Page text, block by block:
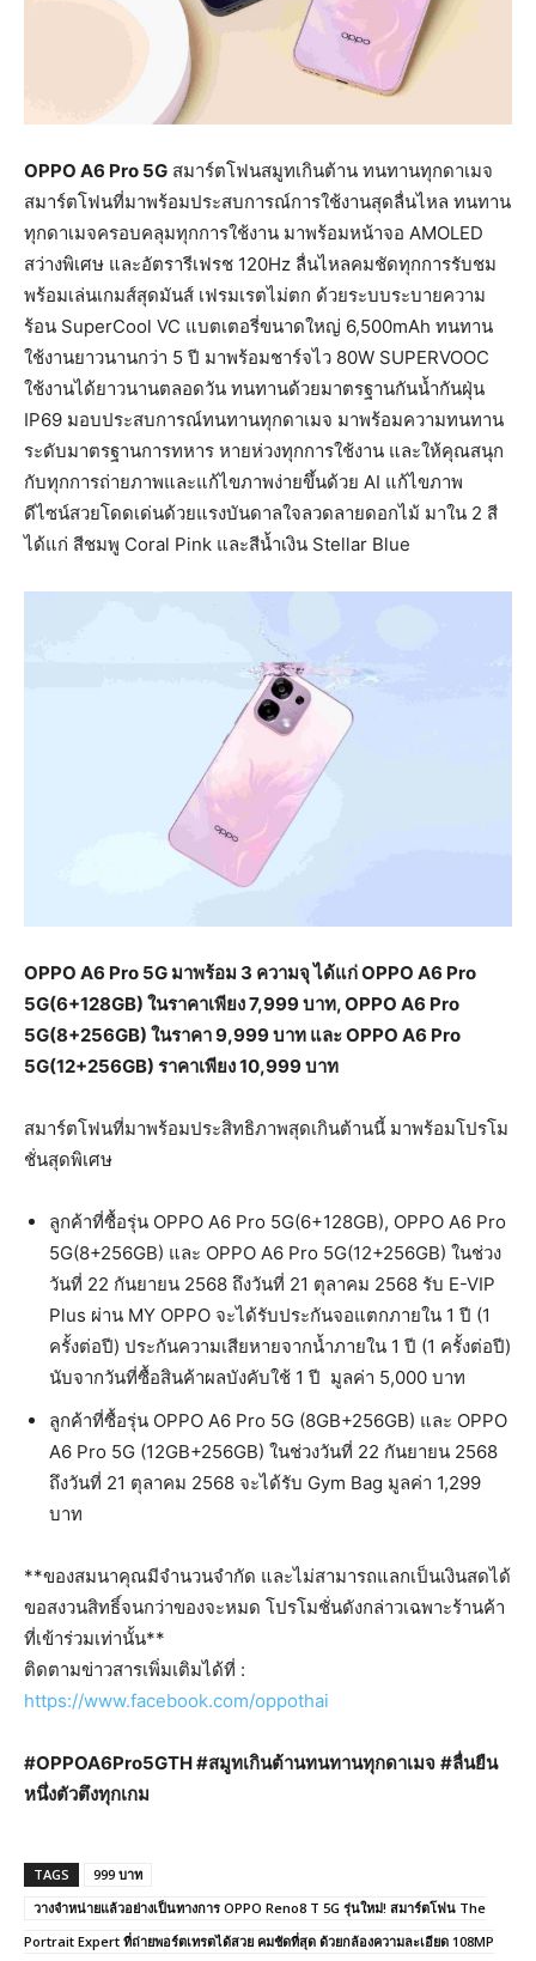
OPPO A6 Pro 5G สมาร์ตโฟนสมูทเกินต้าน ทนทานทุกดาเมจ
สมาร์ตโฟนที่มาพร้อมประสบการณ์การใช้งานสุดลื่นไหล ทนทาน
ทุกดาเมจครอบคลุมทุกการใช้งาน มาพร้อมหน้าจอ AMOLED
สว่างพิเศษ และอัตรารีเฟรช 120Hz ลื่นไหลคมชัดทุกการรับชม
พร้อมเล่นเกมส์สุดมันส์ เฟรมเรตไม่ตก ด้วยระบบระบายความ
ร้อน SuperCool VC แบตเตอรี่ขนาดใหญ่ 6,500mAh ทนทาน
ใช้งานยาวนานกว่า 5 ปี มาพร้อมชาร์จไว 80W SUPERVOOC
ใช้งานได้ยาวนานตลอดวัน ทนทานด้วยมาตรฐานกันน้ำกันฝุ่น
IP69 มอบประสบการณ์ทนทานทุกดาเมจ มาพร้อมความทนทาน
ระดับมาตรฐานการทหาร หายห่วงทุกการใช้งาน และให้คุณสนุก
กับทุกการถ่ายภาพและแก้ไขภาพง่ายขึ้นด้วย AI แก้ไขภาพ
ดีไซน์สวยโดดเด่นด้วยแรงบันดาลใจลวดลายดอกไม้ มาใน 2 สี
ได้แก่ สีชมพู Coral Pink และสีน้ำเงิน Stellar Blue
OPPO A6 Pro 5G มาพร้อม 3 ความจุ ได้แก่ OPPO A6 Pro
5G(6+128GB) ในราคาเพียง 7,999 บาท, OPPO A6 Pro
5G(8+256GB) ในราคา 9,999 บาท และ OPPO A6 Pro
5G(12+256GB) ราคาเพียง 10,999 บาท
สมาร์ตโฟนที่มาพร้อมประสิทธิภาพสุดเกินต้านนี้ มาพร้อมโปรโม
ชั่นสุดพิเศษ
ลูกค้าที่ซื้อรุ่น OPPO A6 Pro 5G(6+128GB), OPPO A6 Pro
5G(8+256GB) และ OPPO A6 Pro 5G(12+256GB) ในช่วง
วันที่ 22 กันยายน 2568 ถึงวันที่ 21 ตุลาคม 2568 รับ E-VIP
Plus ผ่าน MY OPPO จะได้รับประกันจอแตกภายใน 1 ปี (1
ครั้งต่อปี) ประกันความเสียหายจากนํ้าภายใน 1 ปี (1 ครั้งต่อปี)
นับจากวันที่ซื้อสินค้าผลบังคับใช้ 1 ปี มูลค่า 5,000 บาท
ลูกค้าที่ซื้อรุ่น OPPO A6 Pro 5G (8GB+256GB) และ OPPO
A6 Pro 5G (12GB+256GB) ในช่วงวันที่ 22 กันยายน 2568
ถึงวันที่ 21 ตุลาคม 2568 จะได้รับ Gym Bag มูลค่า 1,299
บาท
**ของสมนาคุณมีจํานวนจํากัด และไม่สามารถแลกเป็นเงินสดได้
ขอสงวนสิทธิ์จนกว่าของจะหมด โปรโมชั่นดังกล่าวเฉพาะร้านค้า
ที่เข้าร่วมเท่านั้น**
ติดตามข่าวสารเพิ่มเติมได้ที่ :
https://www.facebook.com/oppothai
#OPPOA6Pro5GTH #สมูทเกินต้านทนทานทุกดาเมจ #ลื่นยืน
หนึ่งตัวตึงทุกเกม
TAGS
999 บาท
วางจำหน่ายแล้วอย่างเป็นทางการ OPPO Reno8 T 5G รุ่นใหม่! สมาร์ตโฟน The
Portrait Expert ที่ถ่ายพอร์ตเทรตได้สวย คมชัดที่สุด ด้วยกล้องความละเอียด 108MP